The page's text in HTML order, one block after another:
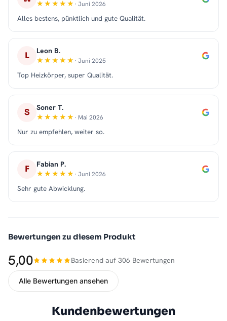
· Juni 2026
Alles bestens, pünktlich und gute Qualität.
L Leon B.
· Juni 2025
Top Heizkörper, super Qualität.
S Soner T.
· Mai 2026
Nur zu empfehlen, weiter so.
F Fabian P.
· Juni 2026
Sehr gute Abwicklung.
Bewertungen zu diesem Produkt
5,00 Basierend auf 306 Bewertungen
Alle Bewertungen ansehen
Kundenbewertungen